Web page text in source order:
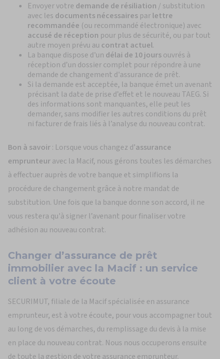
Envoyer votre demande de résiliation / substitution
avec les documents nécessaires parlettre
recommandée (ou recommandé électronique) avec
accusé de réception pour plus de sécurité, ou par tout
autre moyen prévu au contrat actuel.
La banque dispose d'un délai de 10 joursouvrés à
réception d’un dossier complet pour répondre à une
demande de changement d'assurance de prêt.
Si la demande est acceptée, la banque émet un avenant
précisant la date de prise d’effet et le nouveau TAEG. Si
des informations sont manquantes, elle peut les
demander, sans modifier les autres conditions du prêt
ni facturer de frais liés à l’analyse du nouveau contrat.
Bon à savoir: Lorsque vous changez d’assurance
emprunteuravec la Macif, nous gérons toutes les démarches
à effectuer auprès de votre banque et simplifions la
procédure de changement grâce à notre mandat de
substitution. Une fois que la banque donne son accord, il ne
vous restera qu'à signer l’avenant pour finaliser votre
adhésion au nouveau contrat.
Changer d’assurance de prêt
immobilier avec la Macif : un service
client à votre écoute
SECURIMUT, filiale de la Macif spécialisée en assurance
emprunteur, est à votre écoute, pour vous accompagner tout
au long de vos démarches, du remplissage du devis à la mise
en place du nouveau contrat. Nous nous occuperons ensuite
de toute la gestion de votre assurance emprunteur.